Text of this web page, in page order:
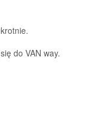
do VAN way.